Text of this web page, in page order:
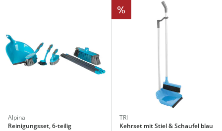
Alpina
Reinigungsset, 6-teilig
%
TRI
Kehrset mit Stiel & Schaufel blau